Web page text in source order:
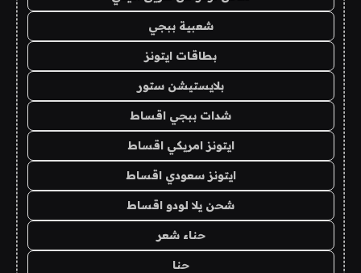
شعبية ببجي
بطاقات ايتونز
بلايستيشن ستور
شدات ببجي اقساط
ايتونز امريكي اقساط
ايتونز سعودي اقساط
شحن يلا لودو اقساط
حناء شعر
حنا